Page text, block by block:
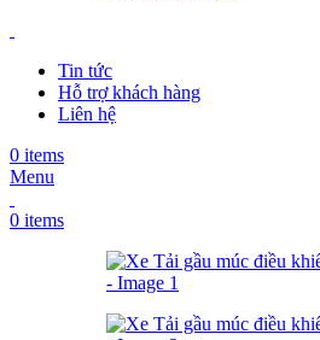
Tin tức
Hỗ trợ khách hàng
Liên hệ
0 items
Menu
0 items